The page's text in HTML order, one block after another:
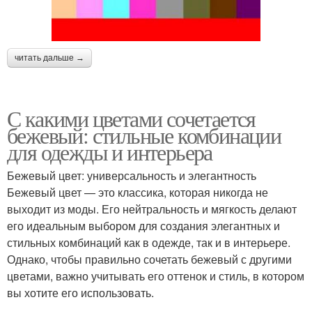
читать дальше →
С какими цветами сочетается
бежевый: стильные комбинации
для одежды и интерьера
Бежевый цвет: универсальность и элегантность
Бежевый цвет — это классика, которая никогда не
выходит из моды. Его нейтральность и мягкость делают
его идеальным выбором для создания элегантных и
стильных комбинаций как в одежде, так и в интерьере.
Однако, чтобы правильно сочетать бежевый с другими
цветами, важно учитывать его оттенок и стиль, в котором
вы хотите его использовать.